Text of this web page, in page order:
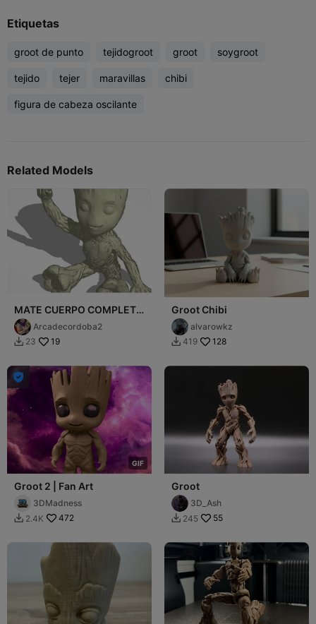
Etiquetas
groot de punto tejidogroot groot soygroot
tejido tejer maravillas chibi
figura de cabeza oscilante
Related Models
MATE CUERPO COMPLETO
BABY GROOT
Arcadecordoba2
 23 19
Groot Chibi
alvarowkz
 419 128
GIF

Groot 2 | Fan Art
3DMadness
 2.4K 472
Groot
3D_Ash
 245 55